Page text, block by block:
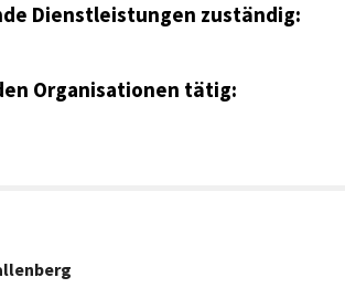
Dienstleistungen zuständig:
Organisationen tätig: